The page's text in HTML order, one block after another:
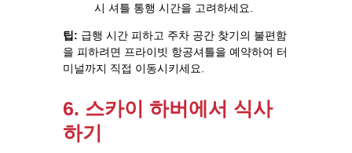
시 셔틀 통행 시간을 고려하세요.
팁: 급행 시간 피하고 주차 공간 찾기의 불편함
을 피하려면 프라이빗 항공셔틀을 예약하여 터
미널까지 직접 이동시키세요.
6. 스카이 하버에서 식사
하기